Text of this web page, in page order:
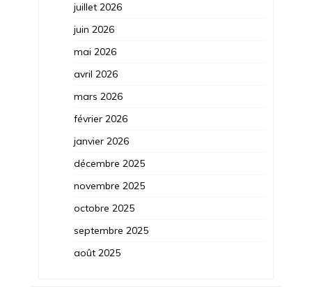
juillet 2026
juin 2026
mai 2026
avril 2026
mars 2026
février 2026
janvier 2026
décembre 2025
novembre 2025
octobre 2025
septembre 2025
août 2025